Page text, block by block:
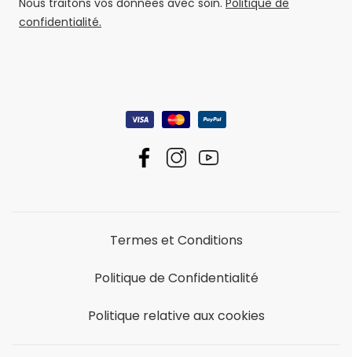
Nous traitons vos données avec soin. Politique de
confidentialité.
Termes et Conditions
Politique de Confidentialité
Politique relative aux cookies